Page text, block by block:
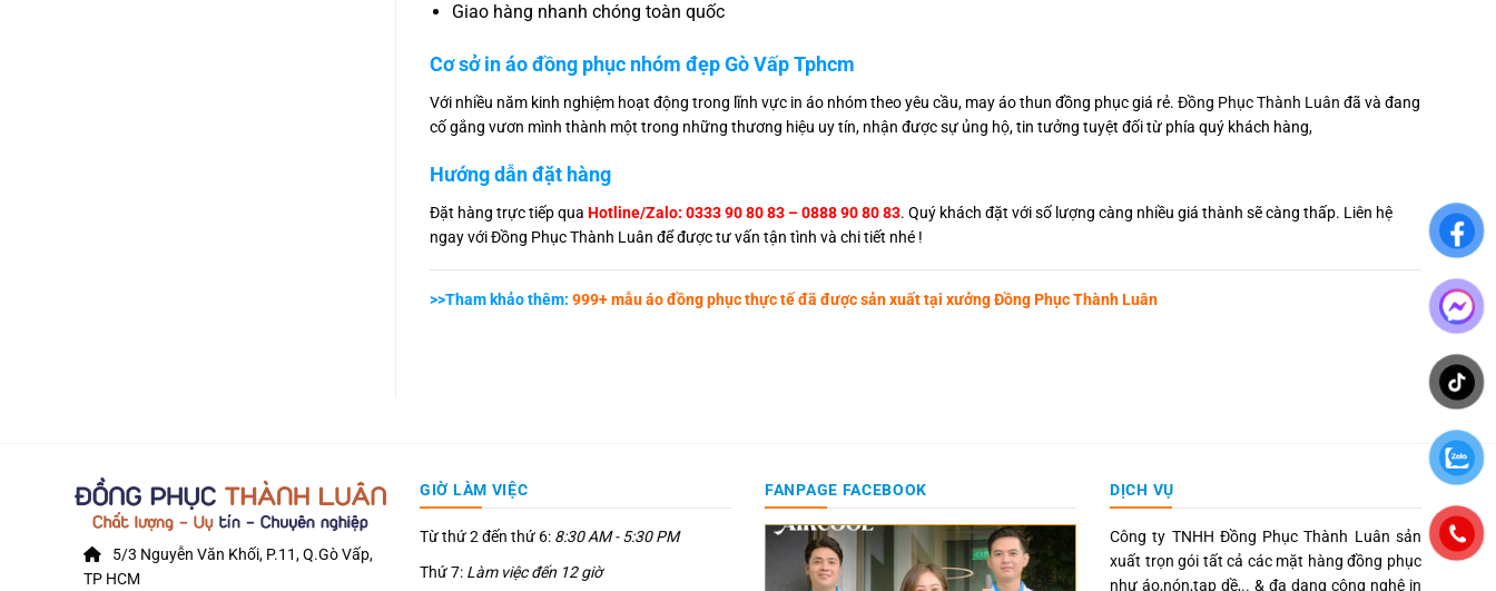
Giao hàng nhanh chóng toàn quốc
Cơ sở in áo đồng phục nhóm đẹp Gò Vấp Tphcm
Với nhiều năm kinh nghiệm hoạt động trong lĩnh vực in áo nhóm theo yêu cầu, may áo thun đồng phục giá rẻ. Đồng Phục Thành Luân đã và đang
cố gắng vươn mình thành một trong những thương hiệu uy tín, nhận được sự ủng hộ, tin tưởng tuyệt đối từ phía quý khách hàng,
Hướng dẫn đặt hàng
Đặt hàng trực tiếp qua Hotline/Zalo: 0333 90 80 83 – 0888 90 80 83. Quý khách đặt với số lượng càng nhiều giá thành sẽ càng thấp. Liên hệ
ngay với Đồng Phục Thành Luân để được tư vấn tận tình và chi tiết nhé !
>>Tham khảo thêm: 999+ mẫu áo đồng phục thực tế đã được sản xuất tại xưởng Đồng Phục Thành Luân
5/3 Nguyễn Văn Khối, P.11, Q.Gò Vấp,
TP HCM
GIỜ LÀM VIỆC
Từ thứ 2 đến thứ 6: 8:30 AM - 5:30 PM
Thứ 7: Làm việc đến 12 giờ
FANPAGE FACEBOOK DỊCH VỤ
Công ty TNHH Đồng Phục Thành Luân sản
xuất trọn gói tất cả các mặt hàng đồng phục
như áo,nón,tạp dề,.. & đa dạng công nghệ in